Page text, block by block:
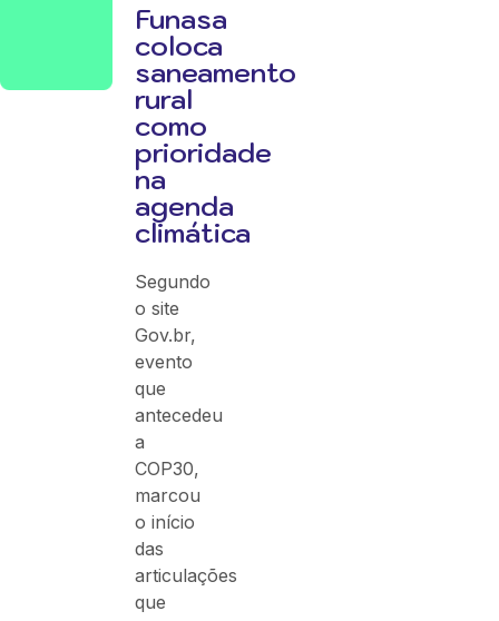
Funasa
coloca
saneamento
rural
como
prioridade
na
agenda
climática
Segundo
o site
Gov.br,
evento
que
antecedeu
a
COP30,
marcou
o início
das
articulações
que